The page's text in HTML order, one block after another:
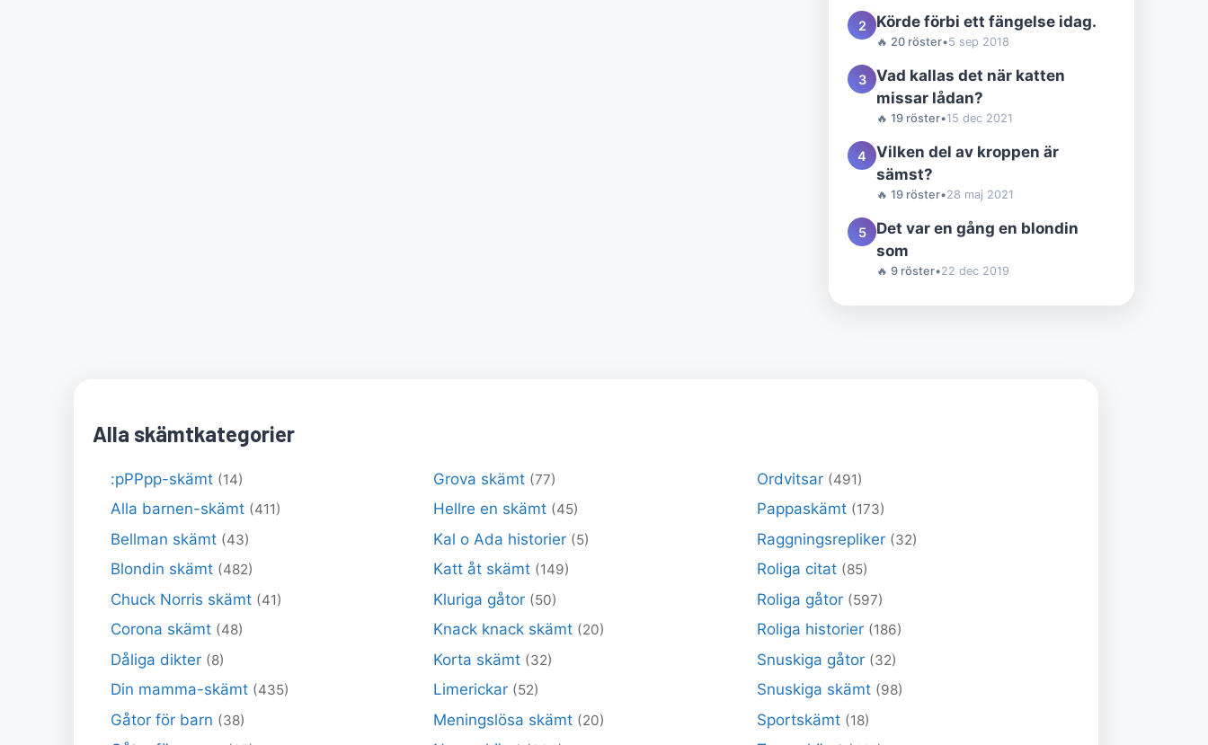
2 Körde förbi ett fängelse idag.
🔥 20 röster•5 sep 2018
3
Vad kallas det när katten
missar lådan?
🔥 19 röster•15 dec 2021
4
Vilken del av kroppen är
sämst?
🔥 19 röster•28 maj 2021
5
Det var en gång en blondin
som
🔥 9 röster•22 dec 2019
Alla skämtkategorier
:pPPpp-skämt (14)
Alla barnen-skämt (411)
Bellman skämt (43)
Blondin skämt (482)
Chuck Norris skämt (41)
Corona skämt (48)
Dåliga dikter (8)
Din mamma-skämt (435)
Gåtor för barn (38)
Grova skämt (77)
Hellre en skämt (45)
Kal o Ada historier (5)
Katt åt skämt (149)
Kluriga gåtor (50)
Knack knack skämt (20)
Korta skämt (32)
Limerickar (52)
Meningslösa skämt (20)
Ordvitsar (491)
Pappaskämt (173)
Raggningsrepliker (32)
Roliga citat (85)
Roliga gåtor (597)
Roliga historier (186)
Snuskiga gåtor (32)
Snuskiga skämt (98)
Sportskämt (18)